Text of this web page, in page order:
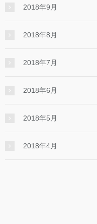
2018年9月
2018年8月
2018年7月
2018年6月
2018年5月
2018年4月